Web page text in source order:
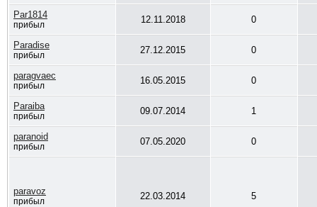
Par1814
прибыл 12.11.2018 0
Paradise
прибыл 27.12.2015 0
paragvaec
прибыл 16.05.2015 0
Paraiba
прибыл 09.07.2014 1
paranoid
прибыл 07.05.2020 0
paravoz
прибыл 22.03.2014 5